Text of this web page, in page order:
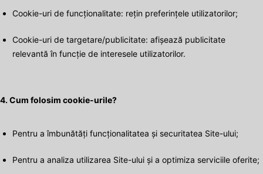
Cookie-uri de funcționalitate: rețin preferințele utilizatorilor;
Cookie-uri de targetare/publicitate: afișează publicitate
relevantă în funcție de interesele utilizatorilor.
4. Cum folosim cookie-urile?
Pentru a îmbunătăți funcționalitatea și securitatea Site-ului;
Pentru a analiza utilizarea Site-ului și a optimiza serviciile oferite;